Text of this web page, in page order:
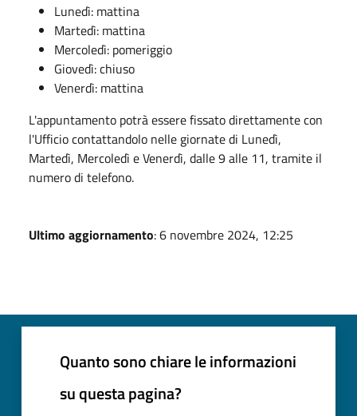
Lunedì: mattina
Martedì: mattina
Mercoledì: pomeriggio
Giovedì: chiuso
Venerdì: mattina
L'appuntamento potrà essere fissato direttamente con
l'Ufficio contattandolo nelle giornate di Lunedì,
Martedì, Mercoledì e Venerdì, dalle 9 alle 11, tramite il
numero di telefono.
Ultimo aggiornamento: 6 novembre 2024, 12:25
Quanto sono chiare le informazioni
su questa pagina?